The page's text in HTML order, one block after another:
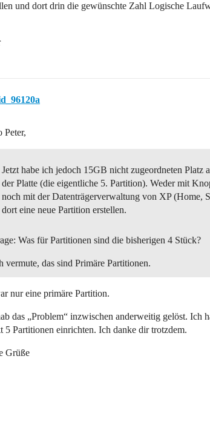
und dort drin die gewünschte Zahl Logische
Peter,
Jetzt habe ich jedoch 15GB nicht zugeordneten Platz
der Platte (die eigentliche 5. Partition). Weder mit
noch mit der Datenträgerverwaltung von XP (Home,
dort eine neue Partition erstellen.
Was für Partitionen sind die bisherigen 4 Stück?
vermute, das sind Primäre Partitionen.
nur eine primäre Partition.
das „Problem“ inzwischen anderweitig gelöst. Ich
5 Partitionen einrichten. Ich danke dir trotzdem.
Grüße